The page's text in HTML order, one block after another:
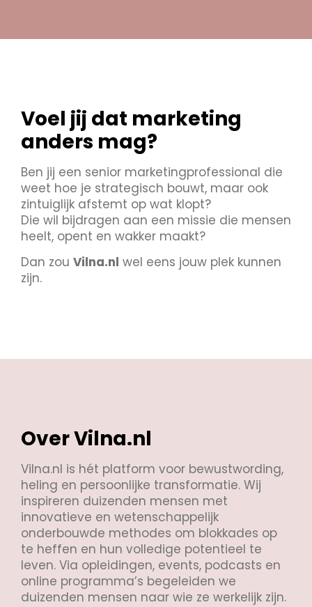
Voel jij dat marketing
anders mag?
Ben jij een senior marketingprofessional die
weet hoe je strategisch bouwt, maar ook
zintuiglijk afstemt op wat klopt?
Die wil bijdragen aan een missie die mensen
heelt, opent en wakker maakt?
Dan zou Vilna.nl wel eens jouw plek kunnen
zijn.
Over Vilna.nl
Vilna.nl is hét platform voor bewustwording,
heling en persoonlijke transformatie. Wij
inspireren duizenden mensen met
innovatieve en wetenschappelijk
onderbouwde methodes om blokkades op
te heffen en hun volledige potentieel te
leven. Via opleidingen, events, podcasts en
online programma’s begeleiden we
duizenden mensen naar wie ze werkelijk zijn.